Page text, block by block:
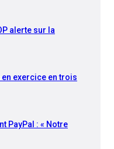
alerte sur la
en exercice en trois
PayPal : « Notre